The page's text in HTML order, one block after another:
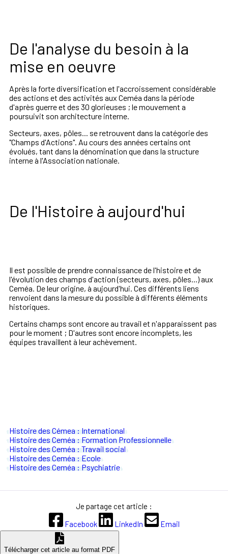
De l'analyse du besoin à la
mise en oeuvre
Après la forte diversification et l'accroissement considérable
des actions et des activités aux Ceméa dans la période
d'après guerre et des 30 glorieuses ; le mouvement a
poursuivit son architecture interne.
Secteurs, axes, pôles... se retrouvent dans la catégorie des
"Champs d'Actions". Au cours des années certains ont
évolués, tant dans la dénomination que dans la structure
interne à l'Association nationale.
De l'Histoire à aujourd'hui
Il est possible de prendre connaissance de l'histoire et de
l'évolution des champs d'action (secteurs, axes, pôles...) aux
Ceméa. De leur origine, à aujourd'hui. Ces différents liens
renvoient dans la mesure du possible à différents éléments
historiques.
Certains champs sont encore au travail et n'apparaissent pas
pour le moment ; D'autres sont encore incomplets, les
équipes travaillent à leur achèvement.
Histoire des Cémea : International
Histoire des Ceméa : Formation Professionnelle
Histoire des Ceméa : Travail social
Histoire des Ceméa : Ecole
Histoire des Ceméa : Psychiatrie
Je partage cet article :
Facebook
LinkedIn Email
Télécharger cet article au format PDF